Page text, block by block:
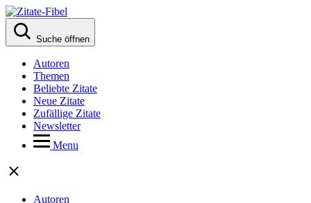
Suche öffnen
Autoren
Themen
Beliebte Zitate
Neue Zitate
Zufällige Zitate
Newsletter
Menu
Autoren